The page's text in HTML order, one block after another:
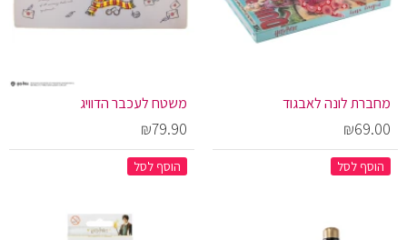
מחברת לונה לאבגוד
₪69.00
הוסף לסל
משטח לעכבר הדוויג
₪79.90
הוסף לסל